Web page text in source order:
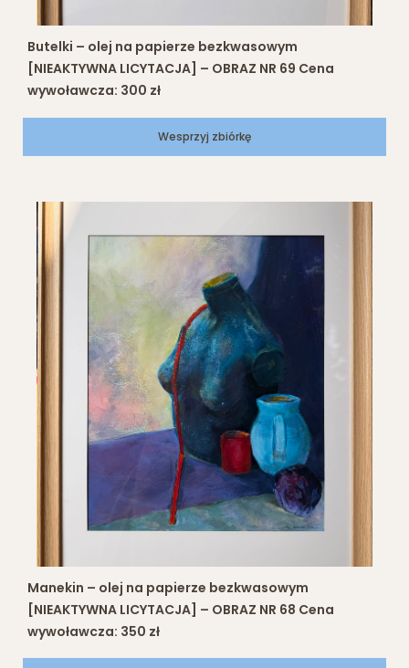
Butelki – olej na papierze bezkwasowym
[NIEAKTYWNA LICYTACJA] – OBRAZ NR 69 Cena
wywoławcza: 300 zł
Wesprzyj zbiórkę
Manekin – olej na papierze bezkwasowym
[NIEAKTYWNA LICYTACJA] – OBRAZ NR 68 Cena
wywoławcza: 350 zł